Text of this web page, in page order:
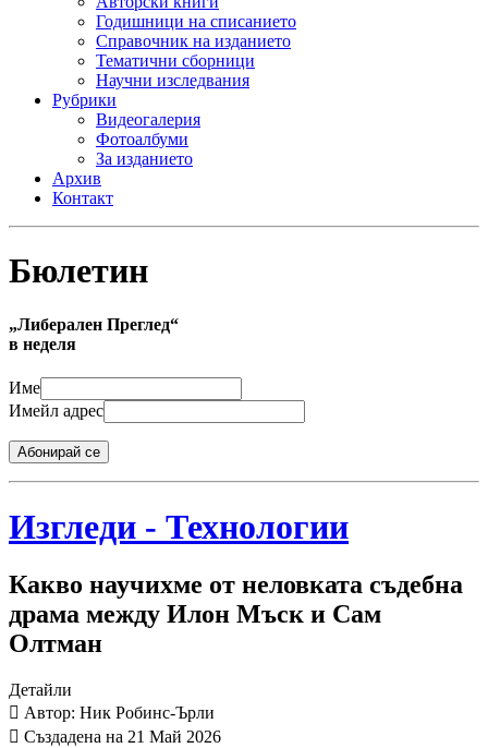
Годишници на списанието
Справочник на изданието
Тематични сборници
Научни изследвания
Рубрики
Видеогалерия
Фотоалбуми
За изданието
Архив
Контакт
Бюлетин
„Либерален Преглед“
в неделя
Име
Имейл адрес
Абонирай се
Изгледи - Технологии
Какво научихме от неловката съдебна
драма между Илон Мъск и Сам
Олтман
Детайли
Автор: Ник Робинс-Ърли
Създадена на 21 Май 2026